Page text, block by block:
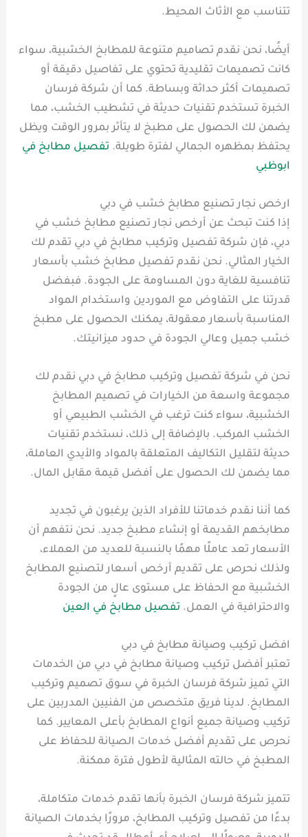
تتناسب مع الأثاث المحيط.
أيضًا، نحن نقدم تصاميم متنوعة للمطابخ الخشبية، سواء
كانت تصميمات تقليدية تحتوي على تفاصيل دقيقة أو
تصميمات أكثر حداثة وبساطة. كما أن شركة فرسان
الخبرة تستخدم تقنيات حديثة في تشطيب الخشب، مما
يضمن لك الحصول على مطبخ لا يتأثر بمرور الوقت ويظل
يحتفظ بمظهره الجمالي لفترة طويلة. تفصيل مطابخ في
ابوظبي
ارخص نجار تصنيع مطابخ خشب في دبي
إذا كنت تبحث عن أرخص نجار تصنيع مطابخ خشب في
دبي، فإن شركة تفصيل وتركيب مطابخ في دبي تقدم لك
الخيار المثالي. نحن نقدم تفصيل مطابخ خشب بأسعار
تنافسية للغاية دون المساومة على الجودة. فبفضل
قدرتنا على التفاوض مع الموردين واستخدام المواد
المناسبة بأسعار معقولة، يمكنك الحصول على مطبخ
خشب جميل وعالي الجودة في حدود ميزانيتك.
نحن في شركة تفصيل وتركيب مطابخ في دبي نقدم لك
مجموعة واسعة من الخيارات في تصميم المطابخ
الخشبية، سواء كنت ترغب في الخشب الطبيعي أو
الخشب المركب. بالإضافة إلى ذلك، نستخدم تقنيات
حديثة لتقليل التكاليف المتعلقة بالمواد والأيدي العاملة،
مما يضمن لك الحصول على أفضل قيمة مقابل المال.
كما أننا نقدم خدماتنا للأفراد الذين يرغبون في تجديد
مطابخهم القديمة أو إنشاء مطبخ جديد. نحن نتفهم أن
الأسعار تعد عاملًا مهمًا بالنسبة للعديد من العملاء،
ولذلك نحرص على تقديم أرخص أسعار لتصنيع المطابخ
الخشبية مع الحفاظ على مستوى عالٍ من الجودة
والاحترافية في العمل. تفصيل مطابخ في العين
افضل تركيب وصيانة مطابخ في دبي
تعتبر أفضل تركيب وصيانة مطابخ في دبي من الخدمات
التي تميز شركة فرسان الخبرة في سوق تصميم وتركيب
المطابخ. لدينا فريق متخصص من الفنيين المدربين على
تركيب وصيانة جميع أنواع المطابخ بأعلى المعايير. كما
نحرص على تقديم أفضل خدمات الصيانة للحفاظ على
المطبخ في حالته المثالية لأطول فترة ممكنة.
تتميز شركة فرسان الخبرة بأنها تقدم خدمات متكاملة،
بدءًا من تفصيل وتركيب المطابخ، مرورًا بخدمات الصيانة